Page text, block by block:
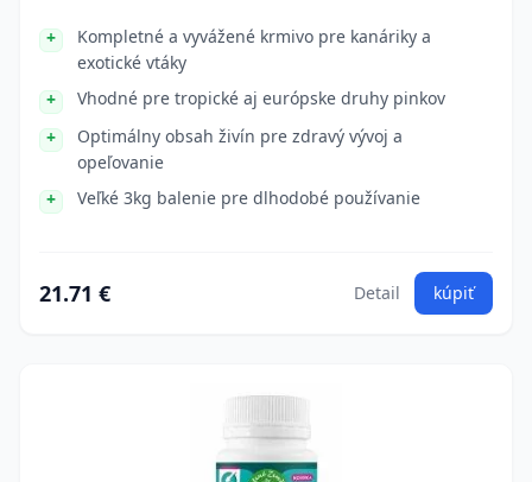
Kompletné a vyvážené krmivo pre kanáriky a
exotické vtáky
Vhodné pre tropické aj európske druhy pinkov
Optimálny obsah živín pre zdravý vývoj a
opeľovanie
Veľké 3kg balenie pre dlhodobé používanie
21.71 € Detail kúpiť